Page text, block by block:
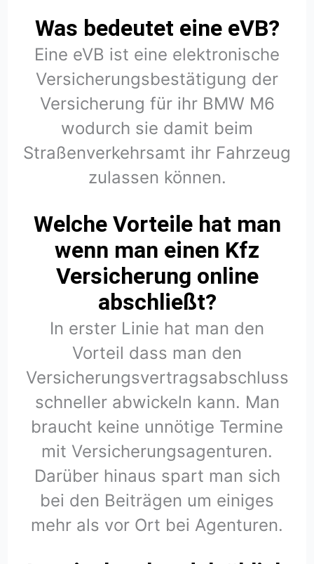
Was bedeutet eine eVB?
Eine eVB ist eine elektronische
Versicherungsbestätigung der
Versicherung für ihr BMW M6
wodurch sie damit beim
Straßenverkehrsamt ihr Fahrzeug
zulassen können.
Welche Vorteile hat man
wenn man einen Kfz
Versicherung online
abschließt?
In erster Linie hat man den
Vorteil dass man den
Versicherungsvertragsabschluss
schneller abwickeln kann. Man
braucht keine unnötige Termine
mit Versicherungsagenturen.
Darüber hinaus spart man sich
bei den Beiträgen um einiges
mehr als vor Ort bei Agenturen.